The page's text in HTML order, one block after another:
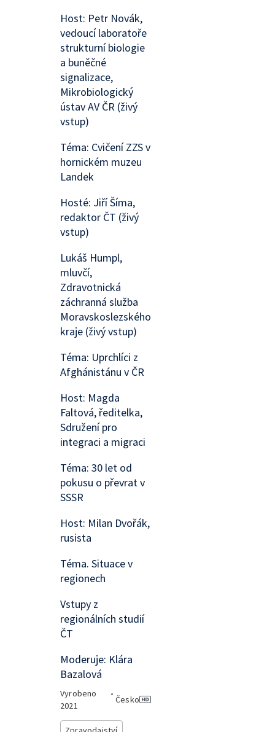
Host: Petr Novák,
vedoucí laboratoře
strukturní biologie
a buněčné
signalizace,
Mikrobiologický
ústav AV ČR (živý
vstup)
Téma: Cvičení ZZS v
hornickém muzeu
Landek
Hosté: Jiří Šíma,
redaktor ČT (živý
vstup)
Lukáš Humpl,
mluvčí,
Zdravotnická
záchranná služba
Moravskoslezského
kraje (živý vstup)
Téma: Uprchlíci z
Afghánistánu v ČR
Host: Magda
Faltová, ředitelka,
Sdružení pro
integraci a migraci
Téma: 30 let od
pokusu o převrat v
SSSR
Host: Milan Dvořák,
rusista
Téma. Situace v
regionech
Vstupy z
regionálních studií
ČT
Moderuje: Klára
Bazalová
Vyrobeno
2021
•
Česko